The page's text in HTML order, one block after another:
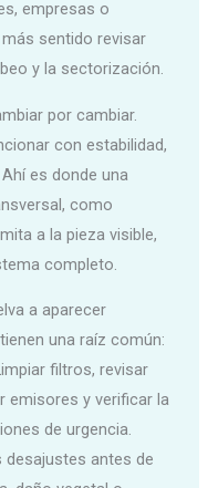
empresas o
sentido revisar
y la sectorización.
por cambiar.
con estabilidad,
es donde una
como
a la pieza visible,
completo.
a aparecer
una raíz común:
filtros, revisar
emisores y verificar la
de urgencia.
desajustes antes de